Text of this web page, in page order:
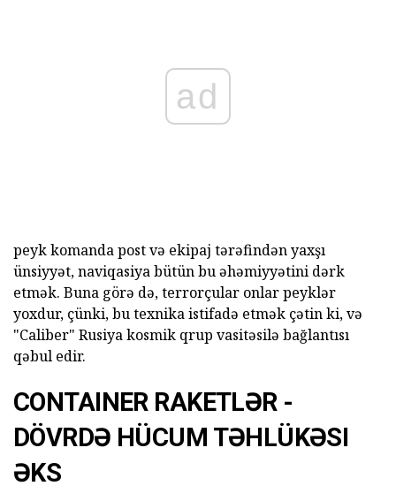
ad
peyk komanda post və ekipaj tərəfindən yaxşı
ünsiyyət, naviqasiya bütün bu əhəmiyyətini dərk
etmək. Buna görə də, terrorçular onlar peyklər
yoxdur, çünki, bu texnika istifadə etmək çətin ki, və
"Caliber" Rusiya kosmik qrup vasitəsilə bağlantısı
qəbul edir.
CONTAINER RAKETLƏR -
DÖVRDƏ HÜCUM TƏHLÜKƏSI
ƏKS